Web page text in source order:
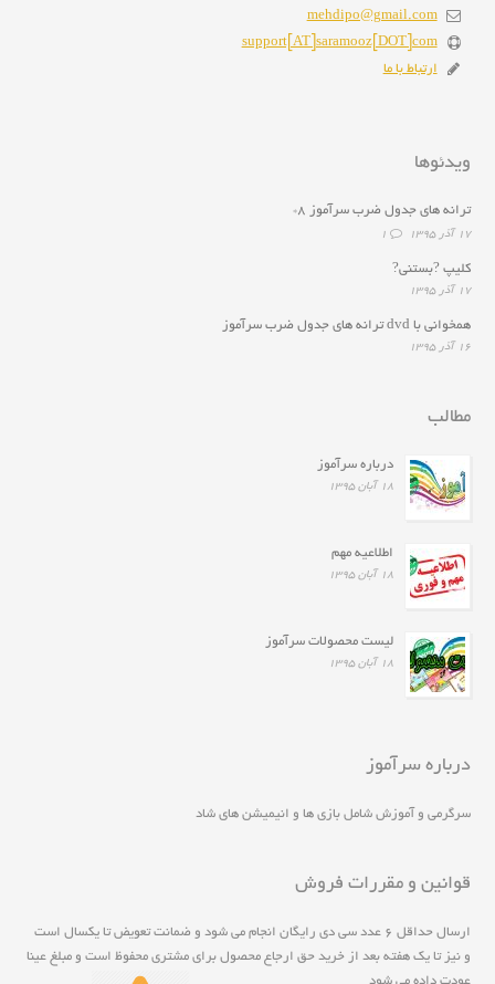
mehdipo@gmail.com
support[AT]saramooz[DOT]com
ارتباط با ما
ویدئوها
ترانه هاى جدول ضرب سرآموز ۸*
۱۷ آذر ۱۳۹۵ 1
کلیپ ?بستنی?
۱۷ آذر ۱۳۹۵
همخوانى با dvd ترانه هاى جدول ضرب سرآموز
۱۶ آذر ۱۳۹۵
مطالب
درباره سرآموز
۱۸ آبان ۱۳۹۵
اطلاعیه مهم
۱۸ آبان ۱۳۹۵
لیست محصولات سرآموز
۱۸ آبان ۱۳۹۵
درباره سرآموز
سرگرمی و آموزش شامل بازی ها و انیمیشن های شاد
قوانین و مقررات فروش
ارسال حداقل ۶ عدد سی دی رايگان انجام مي شود و ضمانت تعويض تا يکسال است
و نيز تا يک هفته بعد از خريد حق ارجاع محصول برای مشتری محفوظ است و مبلغ عينا